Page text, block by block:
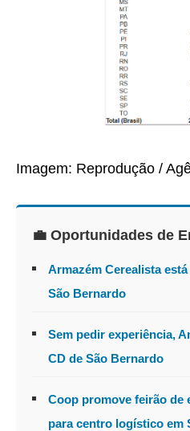
Imagem: Reprodução /
💼 Oportunidades de
Armazém Cerealista
São Bernardo
Sem pedir experiência,
CD de São Bernardo
Coop promove feirão de
para centro logístico em